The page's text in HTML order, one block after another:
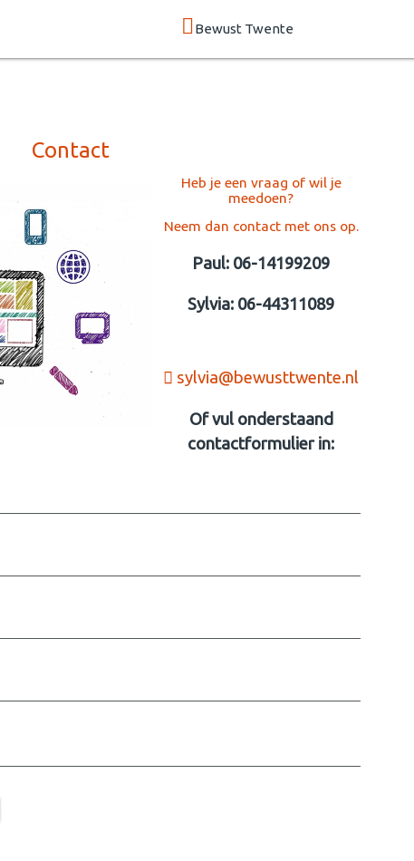
Bewust Twente
Contact
Heb je een vraag of wil je
meedoen?
Neem dan contact met ons op.
Paul: 06-14199209
Sylvia: 06-44311089
sylvia@bewusttwente.nl
Of vul onderstaand
contactformulier in: